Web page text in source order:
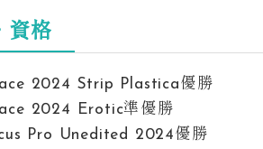
資格
2024 Strip Plastica優勝
2024 Erotic準優勝
Pro Unedited 2024優勝